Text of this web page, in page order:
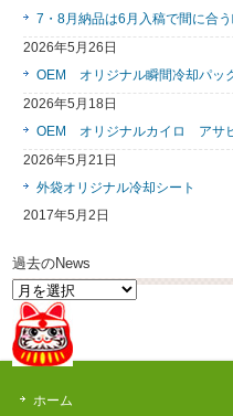
7・8月納品は6月入稿で間に合
2026年5月26日
OEM オリジナル瞬間冷却パッ
2026年5月18日
OEM オリジナルカイロ アサ
2026年5月21日
外袋オリジナル冷却シート
2017年5月2日
過去のNews
過
去
の
News
ホーム